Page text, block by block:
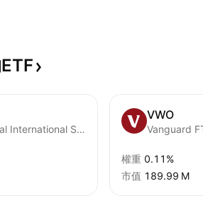
Vanguard Total International Stock ETF
VWO
權重 0.11%
市值 ‪189.99 M‬